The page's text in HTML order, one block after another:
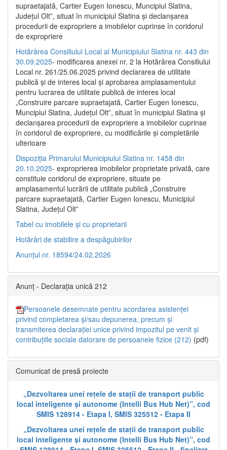
supraetajată, Cartier Eugen Ionescu, Muncipiul Slatina,
Județul Olt”, situat în municipiul Slatina și declanșarea
procedurii de expropriere a imobilelor cuprinse în coridorul
de expropriere
Hotărârea Consiliului Local al Municipiului Slatina nr. 443 din
30.09.2025- modificarea anexei nr. 2 la Hotărârea Consiliului
Local nr. 261/25.06.2025 privind declararea de utilitate
publică şi de interes local şi aprobarea amplasamentului
pentru lucrarea de utilitate publică de interes local
„Construire parcare supraetajată, Cartier Eugen Ionescu,
Muncipiul Slatina, Judeţul Olt”, situat în municipiul Slatina şi
declanşarea procedurii de expropriere a imobilelor cuprinse
în coridorul de expropriere, cu modificările şi completările
ulterioare
Dispoziția Primarului Municipiului Slatina nr. 1458 din
20.10.2025- exproprierea imobilelor proprietate privată, care
constituie coridorul de expropriere, situate pe
amplasamentul lucrării de utilitate publică „Construire
parcare supraetajată, Cartier Eugen Ionescu, Municipiul
Slatina, Județul Olt”
Tabel cu imobilele și cu proprietarii
Hotărâri de stabilire a despăgubirilor
Anunțul nr. 18594/24.02.2026
Anunț - Declarația unică 212
Persoanele desemnate pentru acordarea asistenței
privind completarea și/sau depunerea, precum și
transmiterea declarației unice privind impozitul pe venit și
contribuțiile sociale datorare de persoanele fizice (212) (pdf)
Comunicat de presă proiecte
„Dezvoltarea unei rețele de stații de transport public
local inteligente și autonome (Intelli Bus Hub Net)”, cod
SMIS 128914 - Etapa I, SMIS 325512 - Etapa II
„Dezvoltarea unei rețele de stații de transport public
local inteligente și autonome (Intelli Bus Hub Net)”, cod